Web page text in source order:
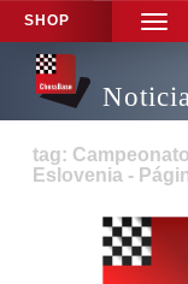
SHOP
tag:
Eslovenia -